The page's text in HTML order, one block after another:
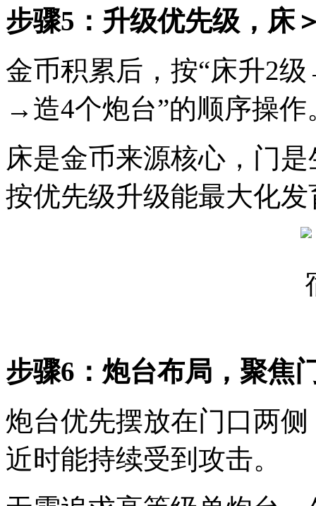
步骤5：升级优先级，床
金币积累后，按“床升2
→造4个炮台”的顺序操作
床是金币来源核心，门
按优先级升级能最大化
步骤6：炮台布局，聚焦
炮台优先摆放在门口两
近时能持续受到攻击。